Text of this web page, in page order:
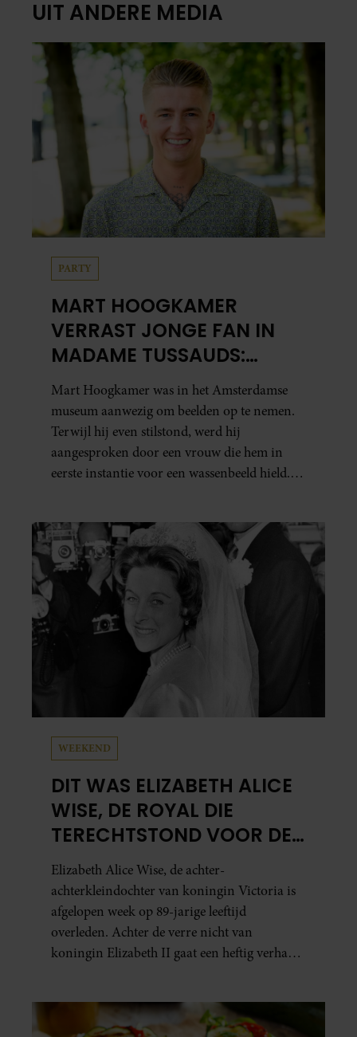
UIT ANDERE MEDIA
PARTY
MART HOOGKAMER
VERRAST JONGE FAN IN
MADAME TUSSAUDS:
ONTROEREND MOMENT
EINDIGT IN TRANEN
Mart Hoogkamer was in het Amsterdamse
museum aanwezig om beelden op te nemen.
Terwijl hij even stilstond, werd hij
aangesproken door een vrouw die hem in
eerste instantie voor een wassenbeeld hield.
staan. Haar zoontje was namelijk…
WEEKEND
DIT WAS ELIZABETH ALICE
WISE, DE ROYAL DIE
TERECHTSTOND VOOR DE
DOOD VAN HAAR BABY
Elizabeth Alice Wise, de achter-
achterkleindochter van koningin Victoria is
afgelopen week op 89-jarige leeftijd
overleden. Achter de verre nicht van
koningin Elizabeth II gaat een heftig verhaal